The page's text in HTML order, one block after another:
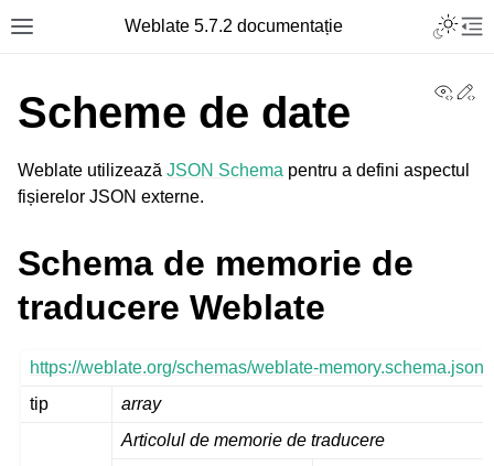
Toggle site navigation sidebar
Weblate 5.7.2 documentație Toggle
Scheme de date
Weblate utilizează JSON Schema pentru a defini aspectul
fișierelor JSON externe.
Schema de memorie de
traducere Weblate
https://weblate.org/schemas/weblate-memory.schema.json
tip
array
Articolul de memorie de traducere